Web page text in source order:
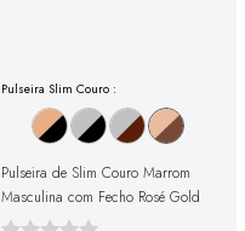
Pulseira Slim Couro :
Pulseira de Slim Couro Marrom
Masculina com Fecho Rosé Gold